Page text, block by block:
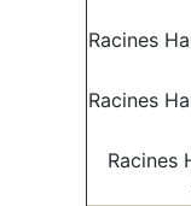
Racines
Racines
Racines